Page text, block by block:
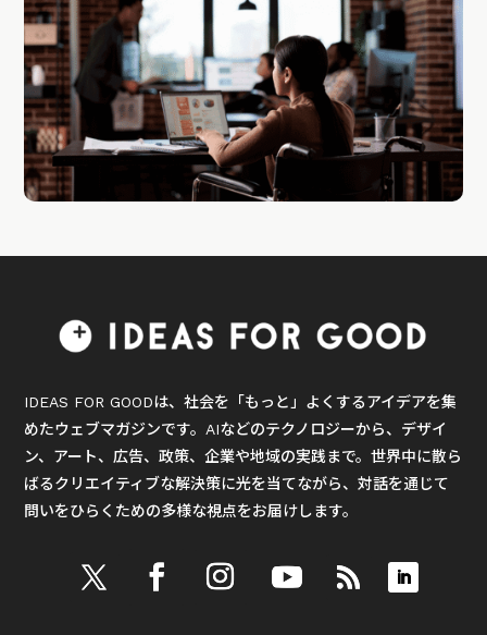
IDEAS FOR GOODは、社会を「もっと」よくするアイデアを集
めたウェブマガジンです。AIなどのテクノロジーから、デザイ
ン、アート、広告、政策、企業や地域の実践まで。世界中に散ら
ばるクリエイティブな解決策に光を当てながら、対話を通じて
問いをひらくための多様な視点をお届けします。